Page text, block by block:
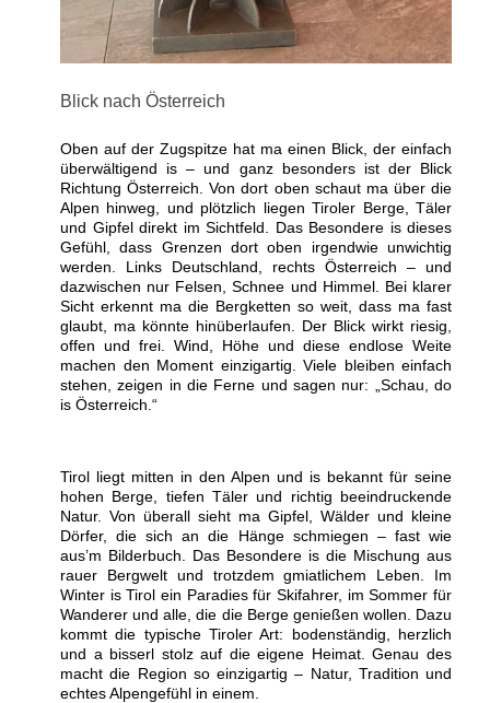
Blick nach Österreich
Oben auf der Zugspitze hat ma einen Blick, der einfach
überwältigend is – und ganz besonders ist der Blick
Richtung Österreich. Von dort oben schaut ma über die
Alpen hinweg, und plötzlich liegen Tiroler Berge, Täler
und Gipfel direkt im Sichtfeld. Das Besondere is dieses
Gefühl, dass Grenzen dort oben irgendwie unwichtig
werden. Links Deutschland, rechts Österreich – und
dazwischen nur Felsen, Schnee und Himmel. Bei klarer
Sicht erkennt ma die Bergketten so weit, dass ma fast
glaubt, ma könnte hinüberlaufen. Der Blick wirkt riesig,
offen und frei. Wind, Höhe und diese endlose Weite
machen den Moment einzigartig. Viele bleiben einfach
stehen, zeigen in die Ferne und sagen nur: „Schau, do
is Österreich.“
Tirol liegt mitten in den Alpen und is bekannt für seine
hohen Berge, tiefen Täler und richtig beeindruckende
Natur. Von überall sieht ma Gipfel, Wälder und kleine
Dörfer, die sich an die Hänge schmiegen – fast wie
aus’m Bilderbuch. Das Besondere is die Mischung aus
rauer Bergwelt und trotzdem gmiatlichem Leben. Im
Winter is Tirol ein Paradies für Skifahrer, im Sommer für
Wanderer und alle, die die Berge genießen wollen. Dazu
kommt die typische Tiroler Art: bodenständig, herzlich
und a bisserl stolz auf die eigene Heimat. Genau des
macht die Region so einzigartig – Natur, Tradition und
echtes Alpengefühl in einem.